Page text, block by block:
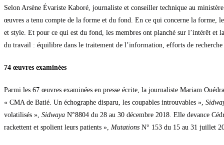
Selon Arsène Évariste Kaboré, journaliste et conseiller technique au
œuvres a tenu compte de la forme et du fond. En ce qui concerne la forme,
et style. Et pour ce qui est du fond, les membres ont planché sur l’intérêt et
du travail : équilibre dans le traitement de l’information, efforts de recherche
74 œuvres examinées
Parmi les 67 œuvres examinées en presse écrite, la journaliste Mariam
« CMA de Batié. Un échographe disparu, les coupables introuvables »,
volatilisés », Sidwaya N°8804 du 28 au 30 décembre 2018. Elle devance
rackettent et spolient leurs patients », Mutations N° 153 du 15 au 31 juillet